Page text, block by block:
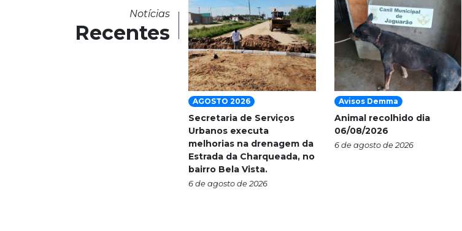
Notícias
Recentes
AGOSTO 2026
Secretaria de Serviços
Urbanos executa
melhorias na drenagem da
Estrada da Charqueada, no
bairro Bela Vista.
6 de agosto de 2026
Avisos Demma
Animal recolhido dia
06/08/2026
6 de agosto de 2026